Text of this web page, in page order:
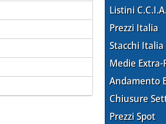
Listini
Prezzi Italia
Stacchi Italia
Medie Extra-
Andamento
Chiusure
Prezzi Spot